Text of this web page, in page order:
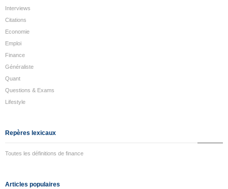
Interviews
Citations
Economie
Emploi
Finance
Généraliste
Quant
Questions & Exams
Lifestyle
Repères lexicaux
Toutes les définitions de finance
Articles populaires